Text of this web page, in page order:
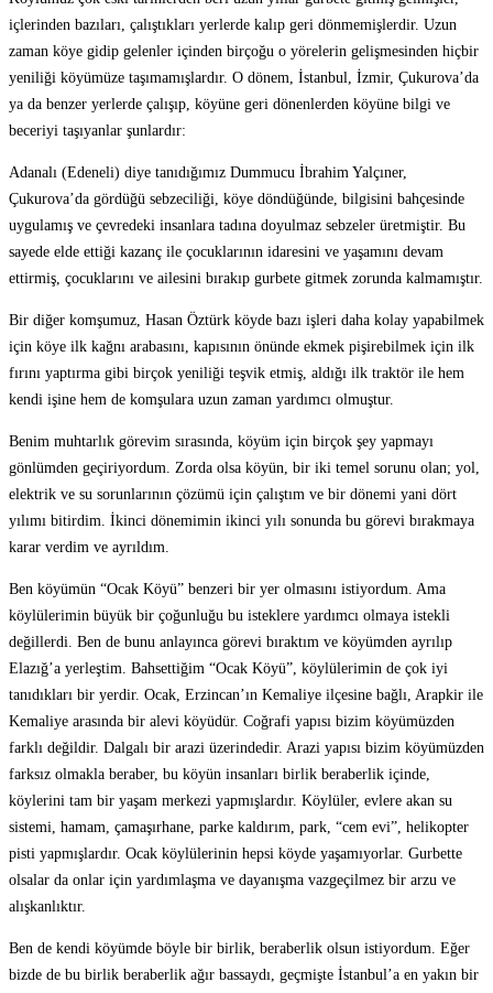
içlerinden bazıları, çalıştıkları yerlerde kalıp geri dönmemişlerdir. Uzun
zaman köye gidip gelenler içinden birçoğu o yörelerin gelişmesinden hiçbir
yeniliği köyümüze taşımamışlardır. O dönem, İstanbul, İzmir, Çukurova’da
ya da benzer yerlerde çalışıp, köyüne geri dönenlerden köyüne bilgi ve
beceriyi taşıyanlar şunlardır:
Adanalı (Edeneli) diye tanıdığımız Dummucu İbrahim Yalçıner,
Çukurova’da gördüğü sebzeciliği, köye döndüğünde, bilgisini bahçesinde
uygulamış ve çevredeki insanlara tadına doyulmaz sebzeler üretmiştir. Bu
sayede elde ettiği kazanç ile çocuklarının idaresini ve yaşamını devam
ettirmiş, çocuklarını ve ailesini bırakıp gurbete gitmek zorunda kalmamıştır.
Bir diğer komşumuz, Hasan Öztürk köyde bazı işleri daha kolay yapabilmek
için köye ilk kağnı arabasını, kapısının önünde ekmek pişirebilmek için ilk
fırını yaptırma gibi birçok yeniliği teşvik etmiş, aldığı ilk traktör ile hem
kendi işine hem de komşulara uzun zaman yardımcı olmuştur.
Benim muhtarlık görevim sırasında, köyüm için birçok şey yapmayı
gönlümden geçiriyordum. Zorda olsa köyün, bir iki temel sorunu olan; yol,
elektrik ve su sorunlarının çözümü için çalıştım ve bir dönemi yani dört
yılımı bitirdim. İkinci dönemimin ikinci yılı sonunda bu görevi bırakmaya
karar verdim ve ayrıldım.
Ben köyümün “Ocak Köyü” benzeri bir yer olmasını istiyordum. Ama
köylülerimin büyük bir çoğunluğu bu isteklere yardımcı olmaya istekli
değillerdi. Ben de bunu anlayınca görevi bıraktım ve köyümden ayrılıp
Elazığ’a yerleştim. Bahsettiğim “Ocak Köyü”, köylülerimin de çok iyi
tanıdıkları bir yerdir. Ocak, Erzincan’ın Kemaliye ilçesine bağlı, Arapkir ile
Kemaliye arasında bir alevi köyüdür. Coğrafi yapısı bizim köyümüzden
farklı değildir. Dalgalı bir arazi üzerindedir. Arazi yapısı bizim köyümüzden
farksız olmakla beraber, bu köyün insanları birlik beraberlik içinde,
köylerini tam bir yaşam merkezi yapmışlardır. Köylüler, evlere akan su
sistemi, hamam, çamaşırhane, parke kaldırım, park, “cem evi”, helikopter
pisti yapmışlardır. Ocak köylülerinin hepsi köyde yaşamıyorlar. Gurbette
olsalar da onlar için yardımlaşma ve dayanışma vazgeçilmez bir arzu ve
alışkanlıktır.
Ben de kendi köyümde böyle bir birlik, beraberlik olsun istiyordum. Eğer
bizde de bu birlik beraberlik ağır bassaydı, geçmişte İstanbul’a en yakın bir